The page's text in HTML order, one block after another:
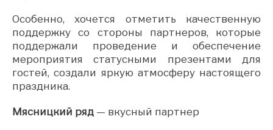
Особенно, хочется отметить качественную
поддержку со стороны партнеров, которые
поддержали проведение и обеспечение
мероприятия статусными презентами для
гостей, создали яркую атмосферу настоящего
праздника.
Мясницкий ряд — вкусный партнер